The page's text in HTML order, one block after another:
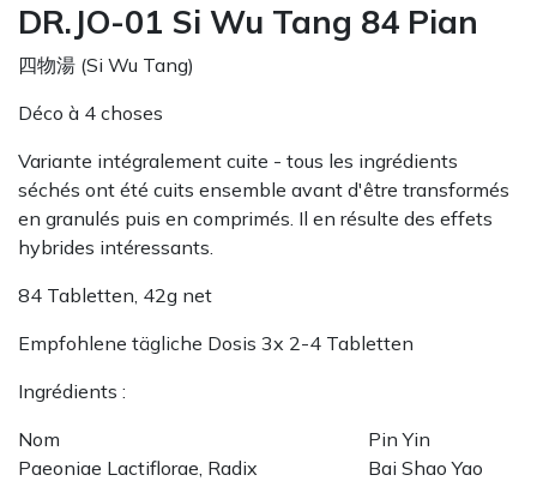
DR.JO-01 Si Wu Tang 84 Pian
四物湯 (Si Wu Tang)
Déco à 4 choses
Variante intégralement cuite - tous les ingrédients
séchés ont été cuits ensemble avant d'être transformés
en granulés puis en comprimés. Il en résulte des effets
hybrides intéressants.
84 Tabletten, 42g net
Empfohlene tägliche Dosis 3x 2-4 Tabletten
Ingrédients :
Nom
Pin Yin
Paeoniae Lactiflorae, Radix
Bai Shao Yao